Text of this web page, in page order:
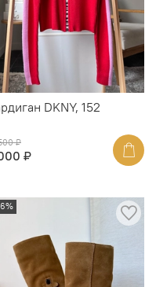
DKNY, 152
₽
₽